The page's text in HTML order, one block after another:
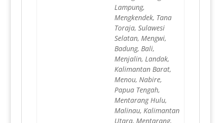
Lampung,
Mengkendek, Tana
Toraja, Sulawesi
Selatan, Mengwi,
Badung, Bali,
Menjalin, Landak,
Kalimantan Barat,
Menou, Nabire,
Papua Tengah,
Mentarang Hulu,
Malinau, Kalimantan
Utara, Mentarang,